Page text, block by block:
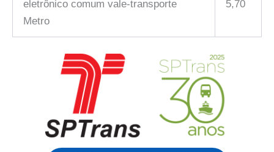
eletrônico comum vale-transporte
Metro
5,70